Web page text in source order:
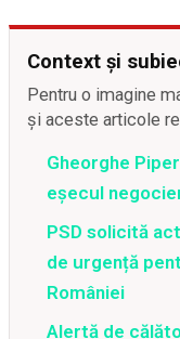
Context și
Pentru o imagine
și aceste articole
Gheorghe
eșecul
PSD solicită
de urgență
României
Alertă de